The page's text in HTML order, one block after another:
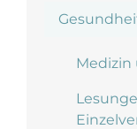
Medizin